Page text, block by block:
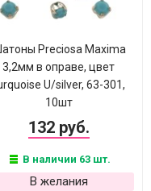
Preciosa Maxima
3,2мм в оправе, цвет
U/silver, 63-301,
10шт
132 руб.
В наличии 63 шт.
В желания